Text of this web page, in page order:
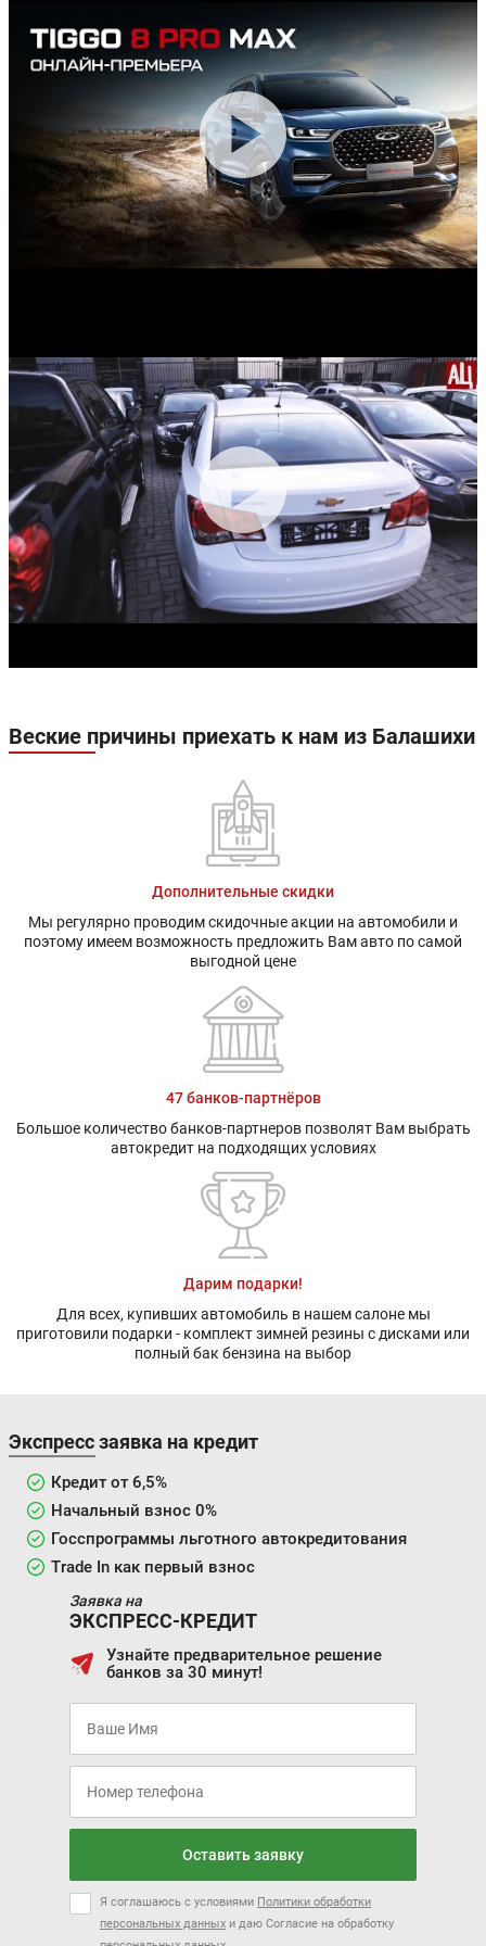
Веские причины приехать к нам из Балашихи
Дополнительные скидки
Мы регулярно проводим скидочные акции на автомобили и
поэтому имеем возможность предложить Вам авто по самой
выгодной цене
47 банков-партнёров
Большое количество банков-партнеров позволят Вам выбрать
автокредит на подходящих условиях
Дарим подарки!
Для всех, купивших автомобиль в нашем салоне мы
приготовили подарки - комплект зимней резины с дисками или
полный бак бензина на выбор
Экспресс заявка на кредит
Кредит от 6,5%
Начальный взнос 0%
Госспрограммы льготного автокредитования
Trade In как первый взнос
Заявка на
ЭКСПРЕСС-КРЕДИТ
Узнайте предварительное решение
банков за 30 минут!
Оставить заявку
Я соглашаюсь с условиями Политики обработки
персональных данных и даю Согласие на обработку